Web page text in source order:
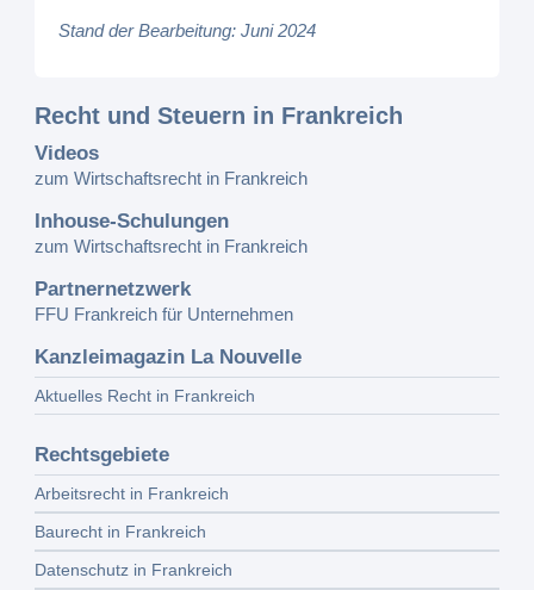
Stand der Bearbeitung: Juni 2024
Recht und Steuern in Frankreich
Videos
zum Wirtschaftsrecht in Frankreich
Inhouse-Schulungen
zum Wirtschaftsrecht in Frankreich
Partnernetzwerk
FFU Frankreich für Unternehmen
Kanzleimagazin La Nouvelle
Aktuelles Recht in Frankreich
Rechtsgebiete
Arbeitsrecht in Frankreich
Baurecht in Frankreich
Datenschutz in Frankreich